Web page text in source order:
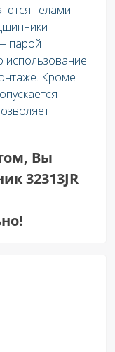
телами
парой
использование
Кроме
Вы
32313JR